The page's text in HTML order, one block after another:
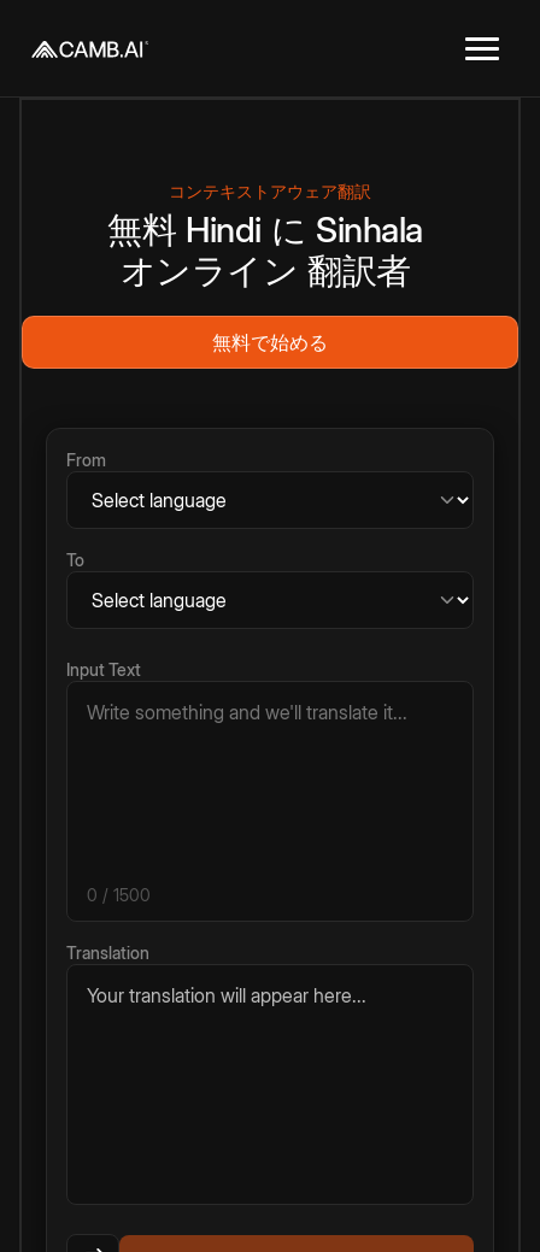
コンテキストアウェア翻訳
無料 Hindi に Sinhala
オンライン 翻訳者
無料で始める
From
To
Input Text
0 / 1500
Translation
Your translation will appear here...